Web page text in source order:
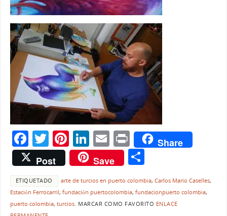
F
a
c
e
b
T
w
itt
er
Pi
nt
er
e
st
Li
n
k
e
dI
E
m
ai
l
Pr
in
t
Share
Post
Save C
o
m
p
ETIQUETADO arte de turcios en puerto colombia, Carlos Mario Caselles,
Estación Ferrocarril, fundación puertocolombia, fundacionpuerto colombia,
puerto colombia, turcios. MARCAR COMO FAVORITO ENLACE